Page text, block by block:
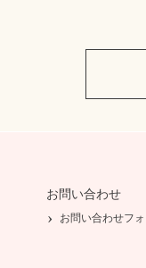
お問い合わせ
お問い合わせフ